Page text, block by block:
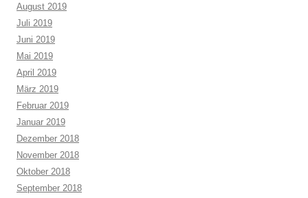
August 2019
Juli 2019
Juni 2019
Mai 2019
April 2019
März 2019
Februar 2019
Januar 2019
Dezember 2018
November 2018
Oktober 2018
September 2018